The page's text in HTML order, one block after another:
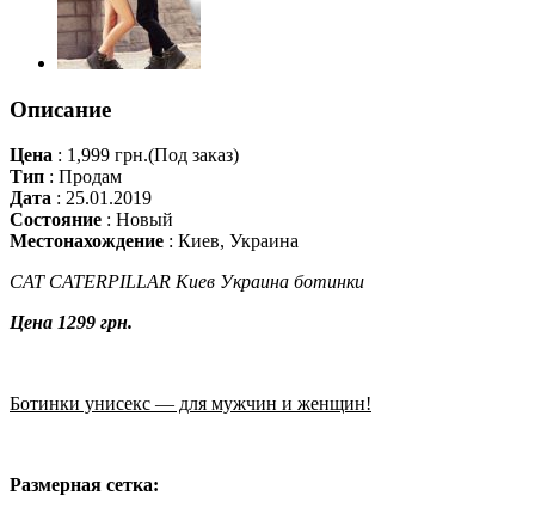
Описание
Цена : 1,999 грн.(Под заказ)
Тип : Продам
Дата : 25.01.2019
Состояние : Новый
Местонахождение : Киев, Украина
CAT CATERPILLAR Киев Украина ботинки
Цена 1299 грн.
Ботинки унисекс — для мужчин и женщин!
Размерная сетка: